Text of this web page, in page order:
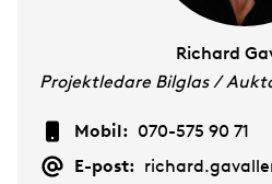
Richard
Projektledare Bilglas /
Mobil: 070-575 90 71
E-post: